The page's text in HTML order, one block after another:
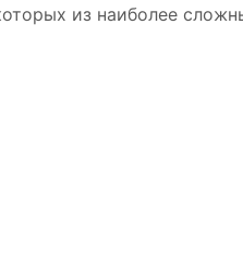
из наиболее